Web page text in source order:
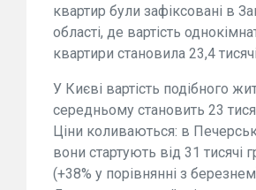
квартир були зафіксовані в
області, де вартість
квартири становила 23,4
У Києві вартість подібного
середньому становить 23
Ціни коливаються: в
вони стартують від 31 тисячі
(+38% у порівнянні з